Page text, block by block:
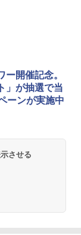
ー開催記念。
」が抽選で当
ーンが実施中
させる